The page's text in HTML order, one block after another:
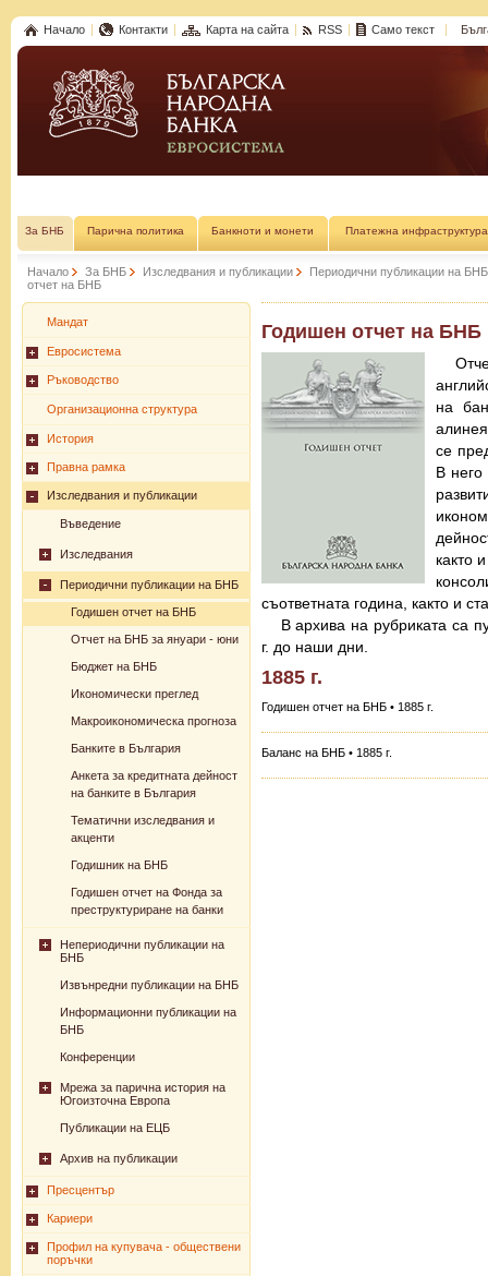
Начало Контакти Карта на сайта RSS Само текст
За БНБ Парична политика Банкноти и монети Платежна инфраструктура
Начало За БНБ Изследвания и публикации
Периодични публикации на БНБ
отчет на БНБ
Мандат
Евросистема
Ръководство
Организационна структура
История
Правна рамка
Изследвания и публикации
Въведение
Изследвания
Периодични публикации на БНБ
Годишен отчет на БНБ
Отчет на БНБ за януари - юни
Бюджет на БНБ
Икономически преглед
Макроикономическа прогноза
Банките в България
Анкета за кредитната дейност
на банките в България
Тематични изследвания и
акценти
Годишник на БНБ
Годишен отчет на Фонда за
преструктуриране на банки
Непериодични публикации на
БНБ
Извънредни публикации на БНБ
Информационни публикации на
БНБ
Конференции
Мрежа за парична история на
Югоизточна Европа
Публикации на ЕЦБ
Архив на публикации
Пресцентър
Кариери
Профил на купувача - обществени
поръчки
Годишен отчет на БНБ
на
се
В
както
съответната година, както и
В архива на рубриката са
г. до наши дни.
1885 г.
Годишен отчет на БНБ • 1885 г.
Баланс на БНБ • 1885 г.